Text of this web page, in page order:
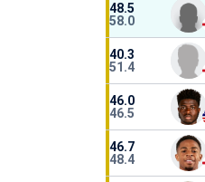
48.5
58.0
40.3
51.4
46.0
46.5
46.7
48.4